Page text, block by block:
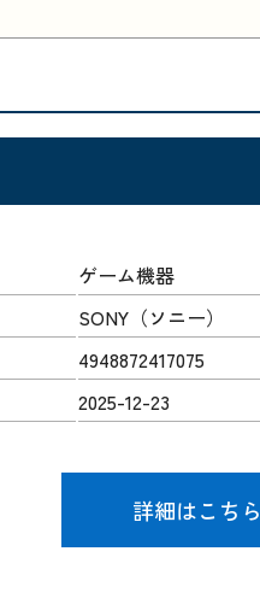
ゲーム機器
SONY（ソニー）
4948872417075
2025-12-23
詳細はこちら